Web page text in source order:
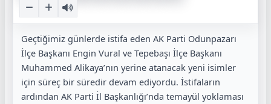
Geçtiğimiz günlerde istifa eden AK Parti Odunpazarı
İlçe Başkanı Engin Vural ve Tepebaşı İlçe Başkanı
Muhammed Alikaya’nın yerine atanacak yeni isimler
için süreç bir süredir devam ediyordu. İstifaların
ardından AK Parti İl Başkanlığı’nda temayül yoklaması